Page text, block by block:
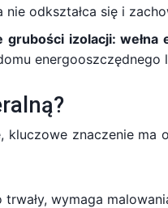
nie odkształca się i
izolacji:
energooszczędnego
kluczowe znaczenie
wymaga